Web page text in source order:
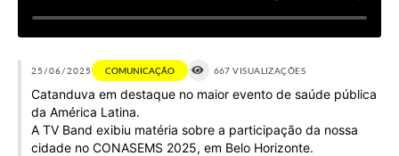
Notícias
Obras
Galeria de Vídeos
25/06/2025 COMUNICAÇÃO 667 VISUALIZAÇÕES
Catanduva em destaque no maior evento de saúde pública
da América Latina.
A TV Band exibiu matéria sobre a participação da nossa
cidade no CONASEMS 2025, em Belo Horizonte.